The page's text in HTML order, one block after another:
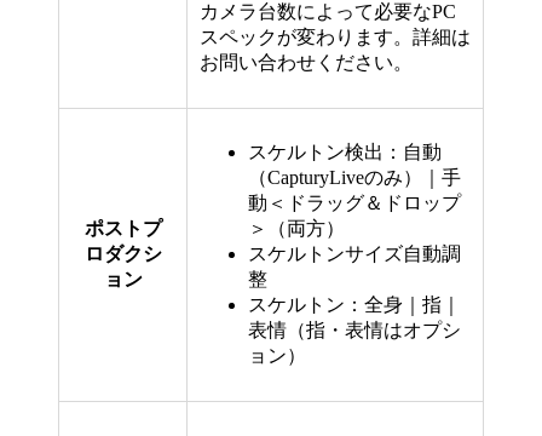
カメラ台数によって必要なPC
スペックが変わります。詳細は
お問い合わせください。
ポストプ
ロダクシ
ョン
スケルトン検出：自動
（CapturyLiveのみ）｜手
動＜ドラッグ＆ドロップ
＞（両方）
スケルトンサイズ自動調
整
スケルトン：全身｜指｜
表情（指・表情はオプシ
ョン）